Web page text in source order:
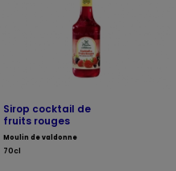
Sirop cocktail de
fruits rouges
Moulin de valdonne
70cl